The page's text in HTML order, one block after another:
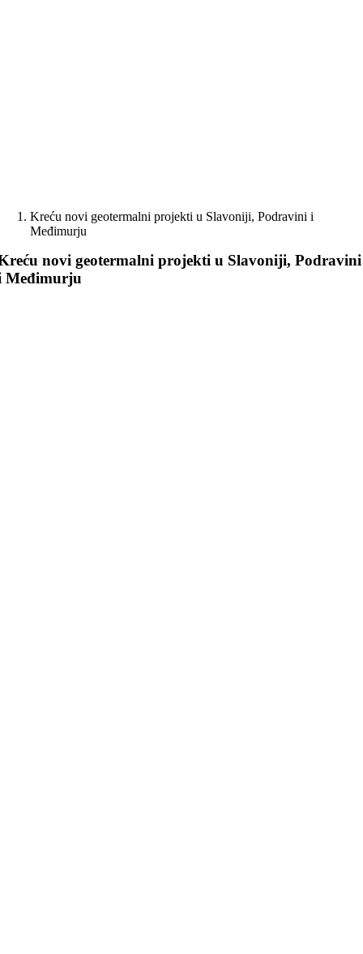
Kreću novi geotermalni projekti u Slavoniji, Podravini i
Međimurju
novi geotermalni projekti u Slavoniji, Podravini
Međimurju